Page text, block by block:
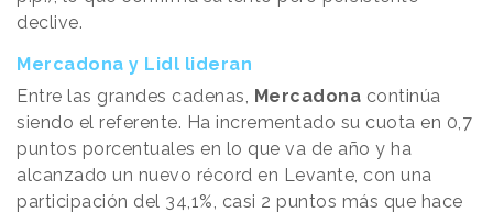
declive.
Mercadona y Lidl lideran
Entre las grandes cadenas, Mercadona continúa
siendo el referente. Ha incrementado su cuota en 0,7
puntos porcentuales en lo que va de año y ha
alcanzado un nuevo récord en Levante, con una
participación del 34,1%, casi 2 puntos más que hace